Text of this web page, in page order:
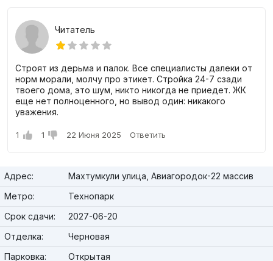
Читатель
Строят из дерьма и палок. Все специалисты далеки от
норм морали, молчу про этикет. Стройка 24-7 сзади
твоего дома, это шум, никто никогда не приедет. ЖК
еще нет полноценного, но вывод один: никакого
уважения.
1 1 22 Июня 2025 Ответить
Адрес:
Махтумкули улица, Авиагородок-22 массив
Метро:
Технопарк
Срок сдачи:
2027-06-20
Отделка:
Черновая
Парковка:
Открытая